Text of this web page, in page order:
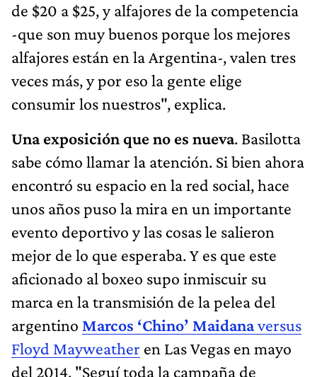
de $20 a $25, y alfajores de la competencia
-que son muy buenos porque los mejores
alfajores están en la Argentina-, valen tres
veces más, y por eso la gente elige
consumir los nuestros", explica.
Una exposición que no es nueva. Basilotta
sabe cómo llamar la atención. Si bien ahora
encontró su espacio en la red social, hace
unos años puso la mira en un importante
evento deportivo y las cosas le salieron
mejor de lo que esperaba. Y es que este
aficionado al boxeo supo inmiscuir su
marca en la transmisión de la pelea del
argentino Marcos ‘Chino’ Maidanaversus
Floyd Mayweather en Las Vegas en mayo
del 2014. "Seguí toda la campaña de